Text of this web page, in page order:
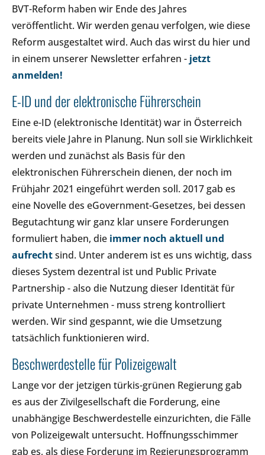
BVT-Reform haben wir Ende des Jahres
veröffentlicht. Wir werden genau verfolgen, wie diese
Reform ausgestaltet wird. Auch das wirst du hier und
in einem unserer Newsletter erfahren - jetzt
anmelden!
E-ID und der elektronische Führerschein
Eine e-ID (elektronische Identität) war in Österreich
bereits viele Jahre in Planung. Nun soll sie Wirklichkeit
werden und zunächst als Basis für den
elektronischen Führerschein dienen, der noch im
Frühjahr 2021 eingeführt werden soll. 2017 gab es
eine Novelle des eGovernment-Gesetzes, bei dessen
Begutachtung wir ganz klar unsere Forderungen
formuliert haben, die immer noch aktuell und
aufrechtsind. Unter anderem ist es uns wichtig, dass
dieses System dezentral ist und Public Private
Partnership - also die Nutzung dieser Identität für
private Unternehmen - muss streng kontrolliert
werden. Wir sind gespannt, wie die Umsetzung
tatsächlich funktionieren wird.
Beschwerdestelle für Polizeigewalt
Lange vor der jetzigen türkis-grünen Regierung gab
es aus der Zivilgesellschaft die Forderung, eine
unabhängige Beschwerdestelle einzurichten, die Fälle
von Polizeigewalt untersucht. Hoffnungsschimmer
gab es, als diese Forderung im Regierungsprogramm